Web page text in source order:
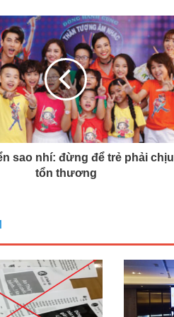
sao nhí: đừng để trẻ phải chịu
tổn thương